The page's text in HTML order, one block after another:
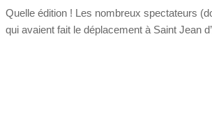
Quelle édition ! Les nombreux spectateurs
qui avaient fait le déplacement à Saint Jean